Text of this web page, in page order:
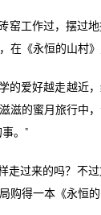
窑工作过，摆过
在《永恒的山村》
的爱好越走越近
滋的蜜月旅行中
。”
走过来的吗？不
购得一本《永恒的